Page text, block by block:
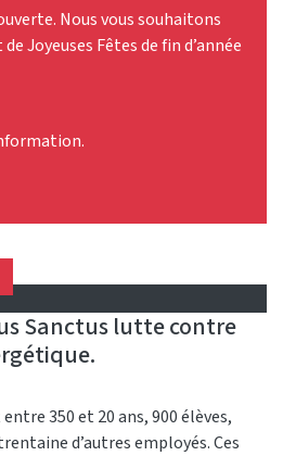
Nous vous souhaitons
Joyeuses Fêtes de fin d’année
Sanctus lutte contre
350 et 20 ans, 900 élèves,
d’autres employés. Ces